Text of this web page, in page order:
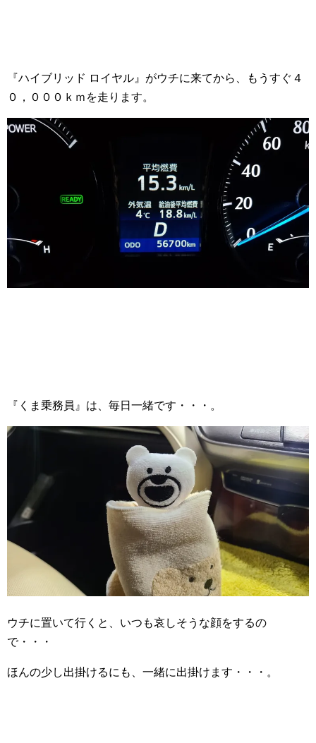
『ハイブリッド ロイヤル』がウチに来てから、もうすぐ４
０，０００ｋｍを走ります。
『くま乗務員』は、毎日一緒です・・・。
ウチに置いて行くと、いつも哀しそうな顔をするの
で・・・
ほんの少し出掛けるにも、一緒に出掛けます・・・。